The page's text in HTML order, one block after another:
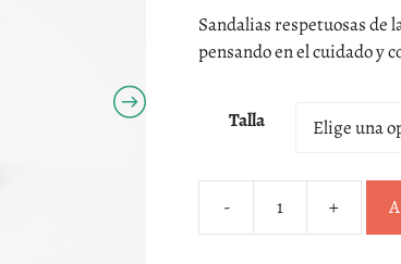
original
actual
es:
37,76 €.
Sandalias respetuosas de
pensando en el cuidado y
Talla
- +